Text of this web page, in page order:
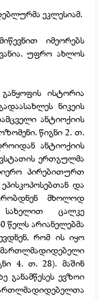
ეკლესიამ.
იმეორებს
უფრო ახლოს
ისტორია
ნიკეის
ანტიოქიის
წიგნი 2. თ.
ანტიოქიის
ერთგულმა
პირებითურთ
და
მხოლოდ
სახელით ცალკე
წელს არიანელებმა
რომ ის იყო
4. თ. 28). მაშინ
განამწესეს ევზოი